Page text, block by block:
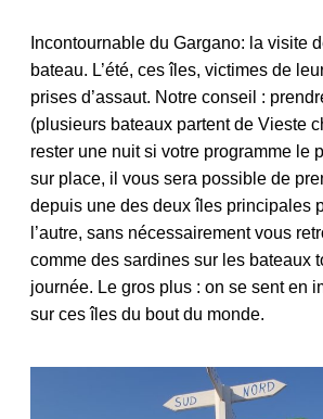
Incontournable du Gargano: la visite
bateau. L’été, ces îles, victimes de
prises d’assaut. Notre conseil :
(plusieurs bateaux partent de Vieste
rester une nuit si votre programme le
sur place, il vous sera possible de
depuis une des deux îles principales
l’autre, sans nécessairement vous
comme des sardines sur les bateaux
journée. Le gros plus : on se sent en
sur ces îles du bout du monde.